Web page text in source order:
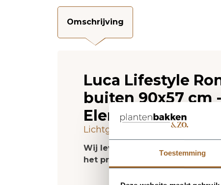
Toestemming
Omschrijving
Luca Lifestyle
buiten 90x57 cm
Elena)
Lichtgewicht plantenbak.
Wij leveren rechtstreeks vanuit
het product niet op voorraad